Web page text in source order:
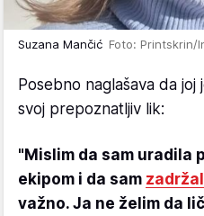
Suzana Mančić Foto: Printskrin/
Posebno naglašava da
svoj prepoznatljiv lik:
"Mislim da sam uradila
ekipom i da sam
važno. Ja ne želim da